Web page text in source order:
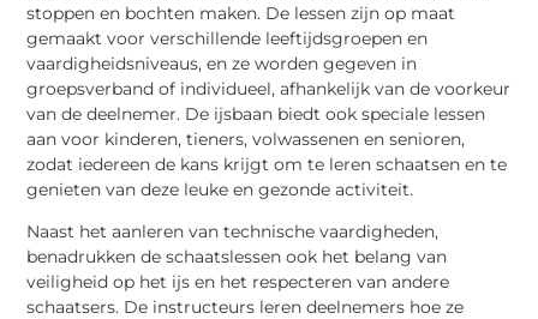
stoppen en bochten maken. De lessen zijn op maat
gemaakt voor verschillende leeftijdsgroepen en
vaardigheidsniveaus, en ze worden gegeven in
groepsverband of individueel, afhankelijk van de voorkeur
van de deelnemer. De ijsbaan biedt ook speciale lessen
aan voor kinderen, tieners, volwassenen en senioren,
zodat iedereen de kans krijgt om te leren schaatsen en te
genieten van deze leuke en gezonde activiteit.
Naast het aanleren van technische vaardigheden,
benadrukken de schaatslessen ook het belang van
veiligheid op het ijs en het respecteren van andere
schaatsers. De instructeurs leren deelnemers hoe ze